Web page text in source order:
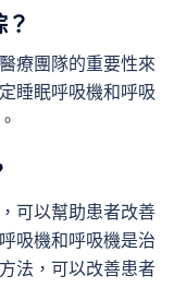
療團隊的重要性來
睡眠呼吸機和呼吸
可以幫助患者改善
吸機和呼吸機是治
法，可以改善患者